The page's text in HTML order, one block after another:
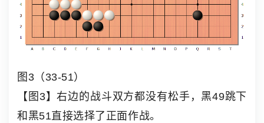
图3（33-51）
【图3】右边的战斗双方都没有松手，黑49跳下
和黑51直接选择了正面作战。